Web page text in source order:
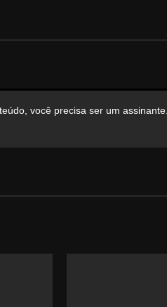
você precisa ser um